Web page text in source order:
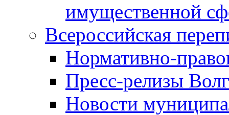
имущественной
Всероссийская
Нормативно-
Пресс-релизы
Новости